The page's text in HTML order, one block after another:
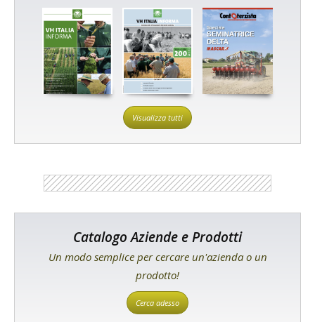
Visualizza tutti
Catalogo Aziende e Prodotti
Un modo semplice per cercare un'azienda o un
prodotto!
Cerca adesso